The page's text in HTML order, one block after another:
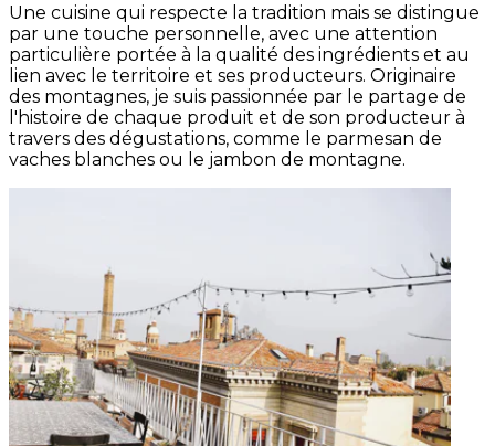
Une cuisine qui respecte la tradition mais se distingue
par une touche personnelle, avec une attention
particulière portée à la qualité des ingrédients et au
lien avec le territoire et ses producteurs. Originaire
des montagnes, je suis passionnée par le partage de
l'histoire de chaque produit et de son producteur à
travers des dégustations, comme le parmesan de
vaches blanches ou le jambon de montagne.